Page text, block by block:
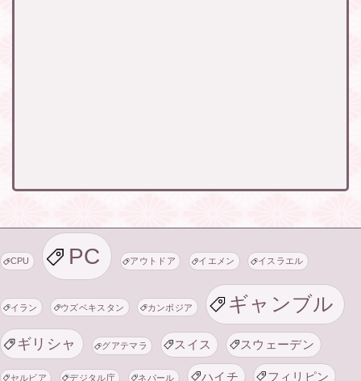
CPU PC アウトドア イエメン イスラエル
イラン ウズベキスタン カンボジア ギャンブル
ギリシャ グアテマラ スイス スウェーデン
セルビア デジタル庁 ネパール ハイチ フィリピン